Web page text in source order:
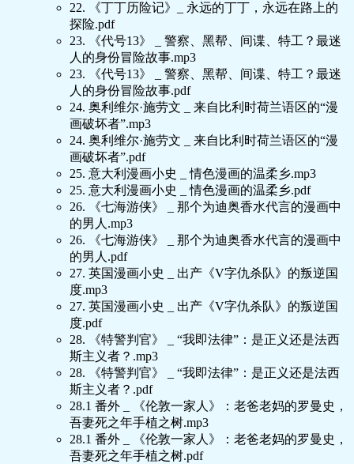
22. 《丁丁历险记》_ 永远的丁丁，永远在路上的
探险.pdf
23. 《代号13》 _ 警察、黑帮、间谍、特工？最迷
人的身份冒险故事.mp3
23. 《代号13》 _ 警察、黑帮、间谍、特工？最迷
人的身份冒险故事.pdf
24. 奥利维尔·施劳文 _ 来自比利时荷兰语区的“漫
画破坏者”.mp3
24. 奥利维尔·施劳文 _ 来自比利时荷兰语区的“漫
画破坏者”.pdf
25. 意大利漫画小史 _ 情色漫画的温柔乡.mp3
25. 意大利漫画小史 _ 情色漫画的温柔乡.pdf
26. 《七海游侠》 _ 那个为迪奥香水代言的漫画中
的男人.mp3
26. 《七海游侠》 _ 那个为迪奥香水代言的漫画中
的男人.pdf
27. 英国漫画小史 _ 出产《V字仇杀队》的叛逆国
度.mp3
27. 英国漫画小史 _ 出产《V字仇杀队》的叛逆国
度.pdf
28. 《特警判官》 _ “我即法律”：是正义还是法西
斯主义者？.mp3
28. 《特警判官》 _ “我即法律”：是正义还是法西
斯主义者？.pdf
28.1 番外 _ 《伦敦一家人》：老爸老妈的罗曼史，
吾妻死之年手植之树.mp3
28.1 番外 _ 《伦敦一家人》：老爸老妈的罗曼史，
吾妻死之年手植之树.pdf